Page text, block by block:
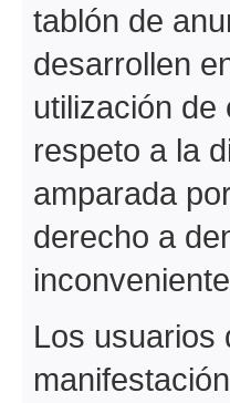
tablón de
desarrollen
utilización
respeto a la
amparada
derecho a
Los usuarios